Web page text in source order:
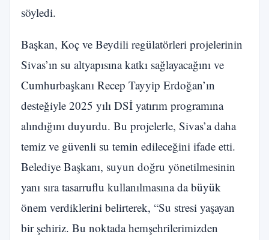
söyledi.
Başkan, Koç ve Beydili regülatörleri projelerinin
Sivas’ın su altyapısına katkı sağlayacağını ve
Cumhurbaşkanı Recep Tayyip Erdoğan’ın
desteğiyle 2025 yılı DSİ yatırım programına
alındığını duyurdu. Bu projelerle, Sivas’a daha
temiz ve güvenli su temin edileceğini ifade etti.
Belediye Başkanı, suyun doğru yönetilmesinin
yanı sıra tasarruflu kullanılmasına da büyük
önem verdiklerini belirterek, “Su stresi yaşayan
bir şehiriz. Bu noktada hemşehrilerimizden